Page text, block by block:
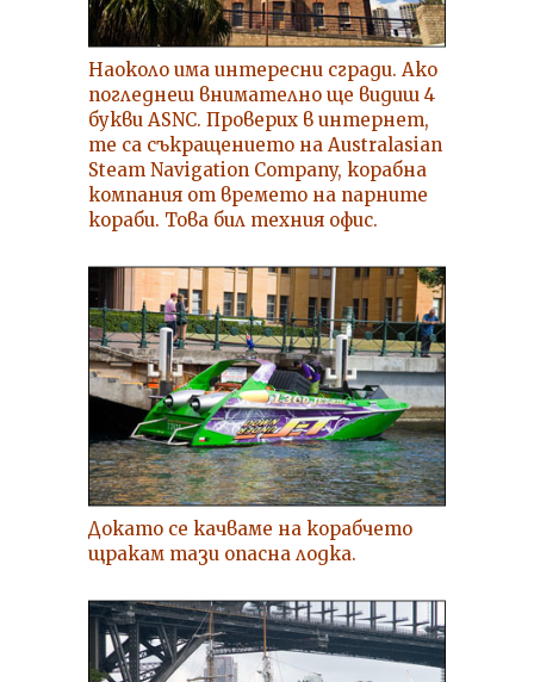
Наоколо има интересни сгради. Ако
погледнеш внимателно ще видиш 4
букви ASNC. Проверих в интернет,
те са съкращението на Australasian
Steam Navigation Company, корабна
компания от времето на парните
кораби. Това бил техния офис.
Докато се качваме на корабчето
щракам тази опасна лодка.